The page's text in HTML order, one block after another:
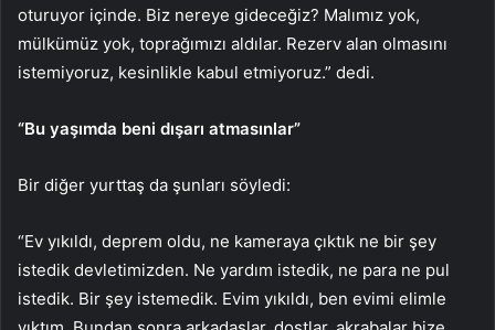
oturuyor içinde. Biz nereye gideceğiz? Malımız yok,
mülkümüz yok, toprağımızı aldılar. Rezerv alan olmasını
istemiyoruz, kesinlikle kabul etmiyoruz.” dedi.
“Bu yaşımda beni dışarı atmasınlar”
Bir diğer yurttaş da şunları söyledi:
“Ev yıkıldı, deprem oldu, ne kameraya çıktık ne bir şey
istedik devletimizden. Ne yardım istedik, ne para ne pul
istedik. Bir şey istemedik. Evim yıkıldı, ben evimi elimle